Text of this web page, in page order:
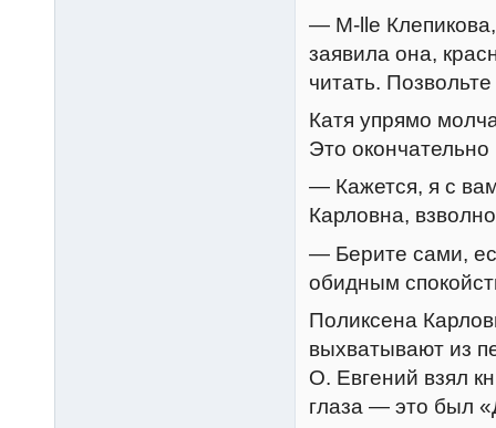
— M-lle
заявила она,
читать. Позвольте
Катя упрямо
Это
— Кажется, я с
Карловна,
— Берите сами,
обидным
Поликсена
выхватывают из
О. Евгений взял
глаза — это был